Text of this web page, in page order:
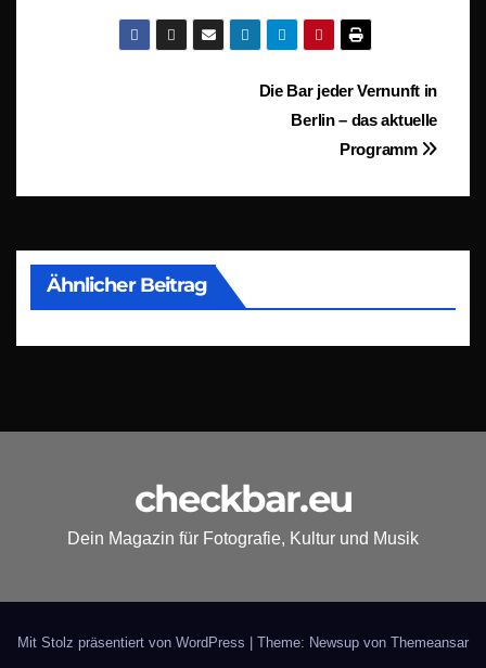
Beitragsnavigation
Die Bar jeder Vernunft in
Berlin – das aktuelle
Programm
Ähnlicher Beitrag
checkbar.eu
Dein Magazin für Fotografie, Kultur und Musik
Mit Stolz präsentiert von WordPress | Theme: Newsup von Themeansar